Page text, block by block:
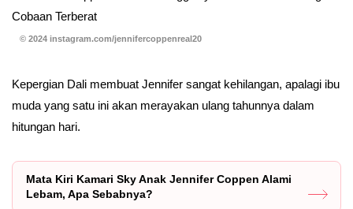
© 2024 instagram.com/jennifercoppenreal20
Kepergian Dali membuat Jennifer sangat kehilangan, apalagi ibu
muda yang satu ini akan merayakan ulang tahunnya dalam
hitungan hari.
Mata Kiri Kamari Sky Anak Jennifer Coppen Alami
Lebam, Apa Sebabnya?